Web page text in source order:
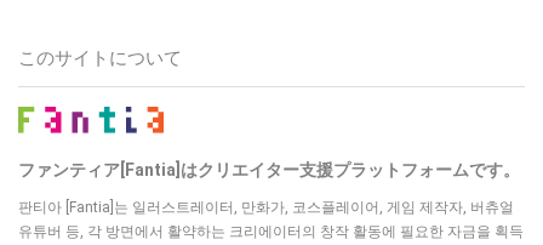
このサイトについて
ファンティア[Fantia]はクリエイター支援プラットフォームです。
판티아 [Fantia]는 일러스트레이터, 만화가, 코스플레이어, 게임 제작자, 버츄얼
유튜버 등, 각 방면에서 활약하는 크리에이터의 창작 활동에 필요한 자금을 획득